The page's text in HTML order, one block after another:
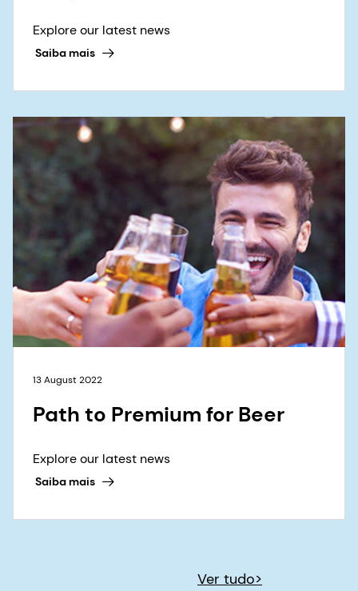
Explore our latest news
Saiba mais
13 August 2022
Path to Premium for Beer
Explore our latest news
Saiba mais
Ver tudo>